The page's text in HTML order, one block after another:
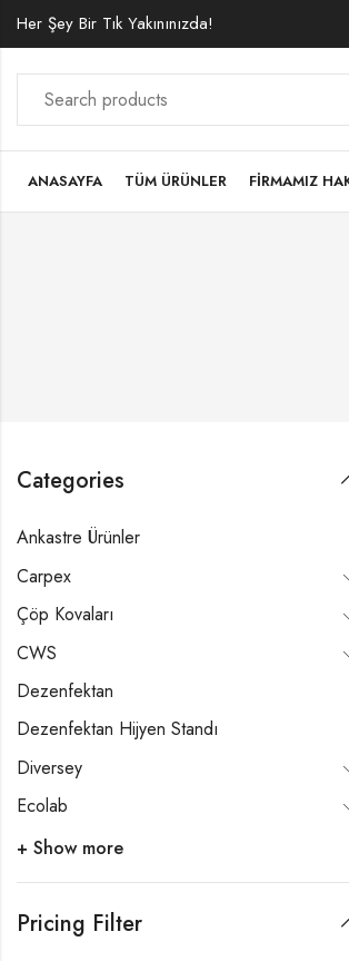
Her Şey Bir Tık Yakınınızda!
ANASAYFA TÜM ÜRÜNLER FIRMAMIZ
Categories
Ankastre Ürünler
Carpex
Çöp Kovaları
CWS
Dezenfektan
Dezenfektan Hijyen Standı
Diversey
Ecolab
+ Show more
Pricing Filter